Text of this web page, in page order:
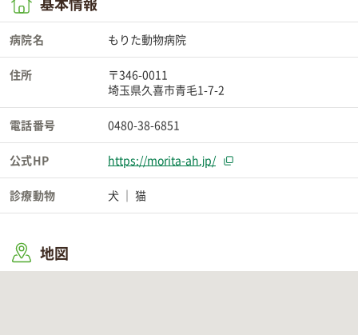
病院名 もりた動物病院
住所
〒346-0011
埼玉県久喜市青毛1-7-2
電話番号 0480-38-6851
公式HP https://morita-ah.jp/
診療動物 犬 猫
地図